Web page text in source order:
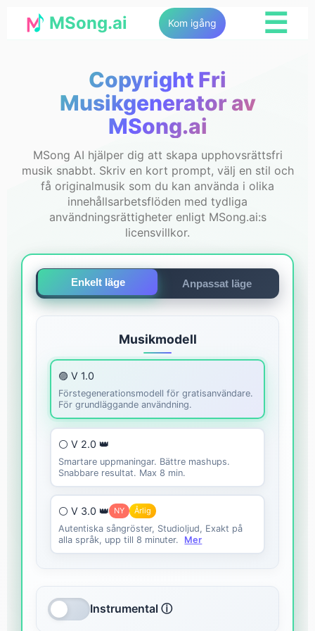
MSong.ai Kom igång ☰
Copyright Fri
Musikgenerator av
MSong.ai
MSong AI hjälper dig att skapa upphovsrättsfri
musik snabbt. Skriv en kort prompt, välj en stil och
få originalmusik som du kan använda i olika
innehållsarbetsflöden med tydliga
användningsrättigheter enligt MSong.ai:s
licensvillkor.
Enkelt läge Anpassat läge
Musikmodell
🟣 V 1.0
Förstegenerationsmodell för gratisanvändare.
För grundläggande användning.
⚪ V 2.0 👑
Smartare uppmaningar. Bättre mashups.
Snabbare resultat. Max 8 min.
⚪ V 3.0 👑 NY Årlig
Autentiska sångröster, Studioljud, Exakt på
alla språk, upp till 8 minuter.
Mer
Instrumental ⓘ